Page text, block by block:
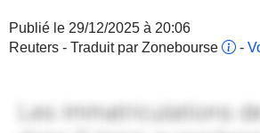
Publié le 29/12/2025 à 20:06
Reuters - Traduit par Zonebourse
-